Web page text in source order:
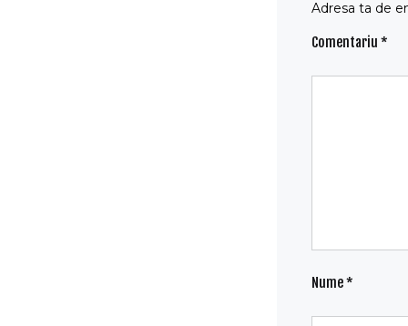
Adresa ta de
Comentariu *
Nume*